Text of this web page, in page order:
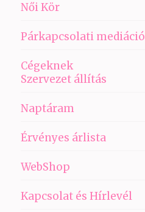
Női Kör
Párkapcsolati mediáció
Cégeknek
Szervezet állítás
Naptáram
Érvényes árlista
WebShop
Kapcsolat és Hírlevél